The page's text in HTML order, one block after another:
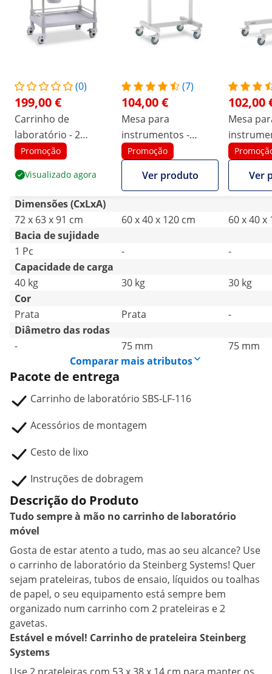
(0)
199,00 €
Carrinho de
laboratório - 2
prateleiras 53 x 38 x
kg
Promoção
Visualizado agora
(7)
104,00 €
Mesa para
instrumentos -
móvel - 60 x 40 cm -
ajustável em altura -
Promoção
Ver produto
102,00
Mesa
60 x 40
Ver
Dimensões (CxLxA)
72 x 63 x 91 cm
60 x 40 x 120 cm
60 x 40 x
Bacia de sujidade
1 Pc
-
-
Capacidade de carga
40 kg
30 kg
30 kg
Cor
Prata
Prata
-
Diâmetro das rodas
-
75 mm
75 mm
Comparar mais atributos
Pacote de entrega
Carrinho de laboratório SBS-LF-116
Acessórios de montagem
Cesto de lixo
Instruções de dobragem
Descrição do Produto
Tudo sempre à mão no carrinho de laboratório
móvel
Gosta de estar atento a tudo, mas ao seu alcance? Use
o carrinho de laboratório da Steinberg Systems! Quer
sejam prateleiras, tubos de ensaio, líquidos ou toalhas
de papel, o seu equipamento está sempre bem
organizado num carrinho com 2 prateleiras e 2
gavetas.
Estável e móvel! Carrinho de prateleira Steinberg
Systems